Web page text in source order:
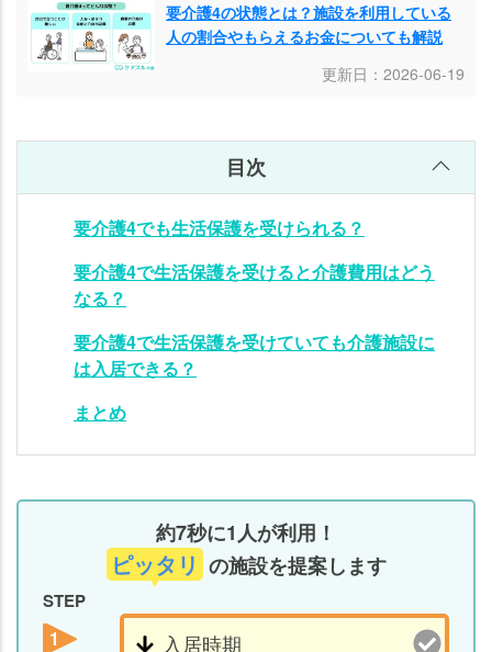
要介護4の状態とは？施設を利用している
人の割合やもらえるお金についても解説
更新日：2026-06-19
目次
要介護4でも生活保護を受けられる？
要介護4で生活保護を受けると介護費用はどう
なる？
要介護4で生活保護を受けていても介護施設に
は入居できる？
まとめ
約7秒に1人が利用！
ピッタリ の施設を提案します
STEP
1